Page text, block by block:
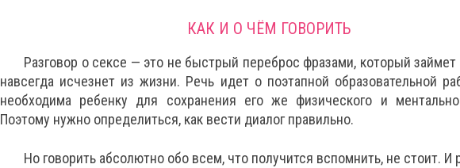
КАК И О ЧЁМ ГОВОРИТЬ
Разговор о сексе — это не быстрый переброс фразами, который
навсегда исчезнет из жизни. Речь идет о поэтапной образовательной
необходима ребенку для сохранения его же физического и
Поэтому нужно определиться, как вести диалог правильно.
Но говорить абсолютно обо всем, что получится вспомнить, не стоит. И